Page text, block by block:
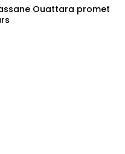
Ouattara promet